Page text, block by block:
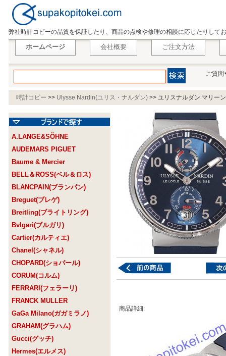
弊社時計コピーの品質を保証したり、商品の点検や修理の相談に応じたりして
ホームページ 会社概要 ご注文方法
ご質問
時計コピー >> Ulysse Nardin(ユリス・ナルダン) >> ユリスナルダン マリー
A.LANGE&SÖHNE
AUDEMARS PIGUET
Baume & Mercier
BELL＆ROSS(ベル＆ロス)
BLANCPAIN(ブランパン)
Breguet(ブレゲ)
Breitling(ブライトリング)
Bvlgari(ブルガリ)
Cartier(カルティエ)
Chanel(シャネル)
CHOPARD(ショパール)
CORUM(コルム)
FERRARI(フェラーリ)
FRANCK MULLER
GaGa Milano(ガガミラノ)
GRAHAM(グラハム)
Gucci(グッチ)
Hermes(エルメス)
商品詳細: